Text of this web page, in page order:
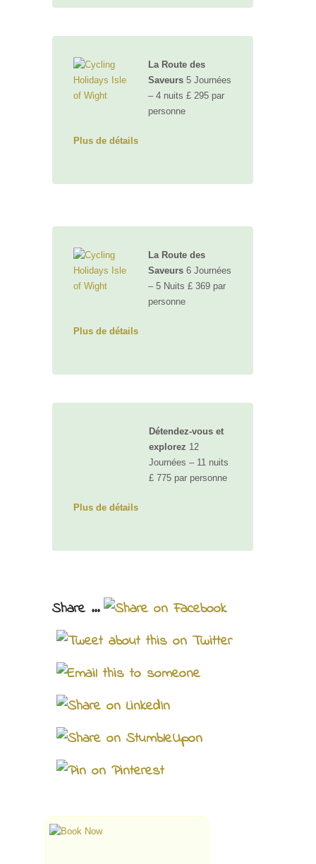
La Route des
Saveurs 5 Journées
– 4 nuits £ 295 par
personne
Plus de détails
La Route des
Saveurs 6 Journées
– 5 Nuits £ 369 par
personne
Plus de détails
Détendez-vous et
explorez 12
Journées – 11 nuits
£ 775 par personne
Plus de détails
Share ...